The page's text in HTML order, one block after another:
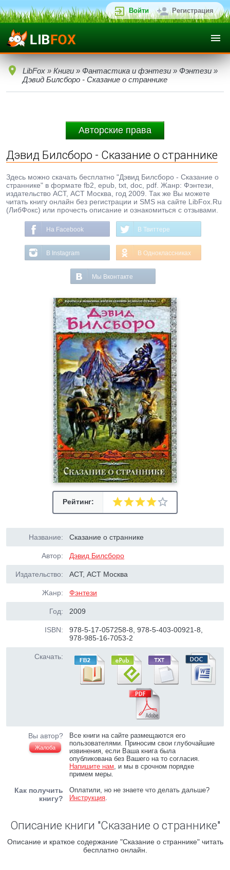
Войти Регистрация
LibFox » Книги » Фантастика и фэнтези » Фэнтези »
Дэвид Билсборо - Сказание о страннике
Авторские права
Дэвид Билсборо - Сказание о страннике
Здесь можно скачать бесплатно "Дэвид Билсборо - Сказание о
страннике" в формате fb2, epub, txt, doc, pdf. Жанр: Фэнтези,
издательство АСТ, АСТ Москва, год 2009. Так же Вы можете
читать книгу онлайн без регистрации и SMS на сайте LibFox.Ru
(ЛибФокс) или прочесть описание и ознакомиться с отзывами.
На Facebook В Твиттере
В Instagram В Одноклассниках
Мы Вконтакте
Рейтинг:
Название: Сказание о страннике
Автор: Дэвид Билсборо
Издательство: АСТ, АСТ Москва
Жанр: Фэнтези
Год: 2009
ISBN:
978-5-17-057258-8, 978-5-403-00921-8,
978-985-16-7053-2
Скачать:
Вы автор?
Жалоба
Все книги на сайте размещаются его
пользователями. Приносим свои глубочайшие
извинения, если Ваша книга была
опубликована без Вашего на то согласия.
Напишите нам, и мы в срочном порядке
примем меры.
Как получить
книгу?
Оплатили, но не знаете что делать дальше?
Инструкция.
Описание книги "Сказание о страннике"
Описание и краткое содержание "Сказание о страннике" читать
бесплатно онлайн.